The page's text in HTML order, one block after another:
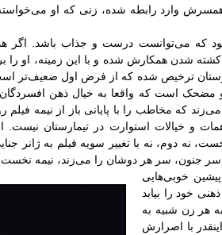
وارد رابطه شده، زنی که او
که می‌توانست درست و جذاب باشد. اگر
کشته شدن همکارش شده و با این زمینه، او
ترخیص شده که از فرض اول ضعیف‌تر
مضحک است که واقعا به خیال ذهن
که مخاطب را با پایانی باز از نیمه فیلم
و خیالات استوارت در تیمارستان نیست.
نه دوم، نه با تغییر سویه فیلم به ژانر
سر جنون، سر هر دوشان را می‌زند، نیمه
خوبی‌هایی
خود را بیابد
هر زن شبیه به
با اصرارش